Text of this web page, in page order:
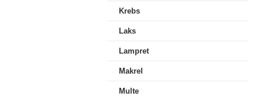
Krebs
Laks
Lampret
Makrel
Multe